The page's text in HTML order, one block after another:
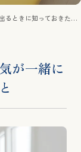
るときに知っておきたい
が一緒に